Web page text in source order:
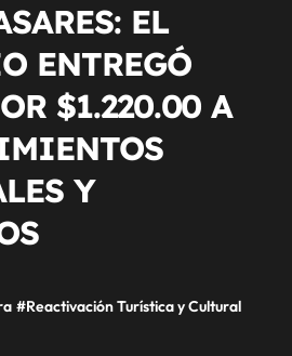
EL
ENTREGÓ
$1.220.00 A
Y
#Reactivación Turística y Cultural